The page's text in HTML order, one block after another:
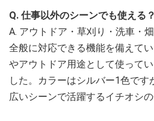
Q. 仕事以外のシーンでも使える？
A. アウトドア・草刈り・洗車・
全般に対応できる機能を備えて
やアウトドア用途として使って
した。カラーはシルバー1色です
広いシーンで活躍するイチオシの